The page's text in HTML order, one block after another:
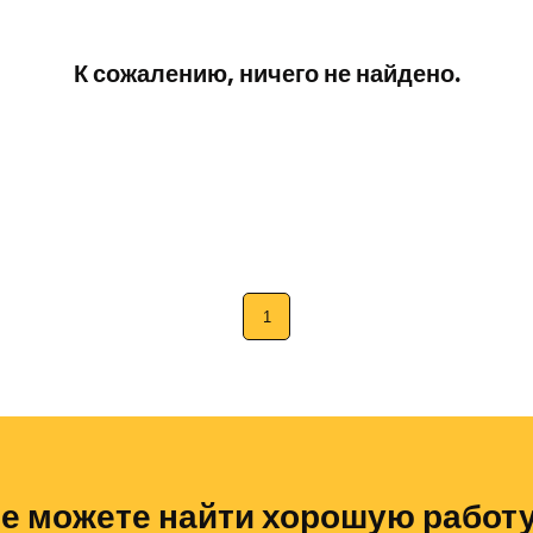
К сожалению, ничего не найдено.
1
можете найти хорошую